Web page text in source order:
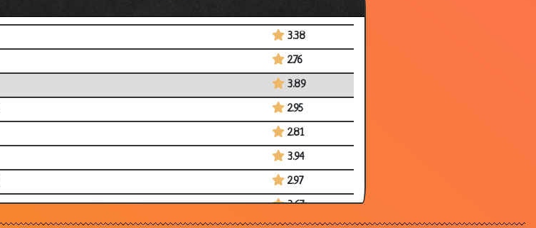
3.38
2.76
3.89
2.95
2.81
3.94
2.97
3.67